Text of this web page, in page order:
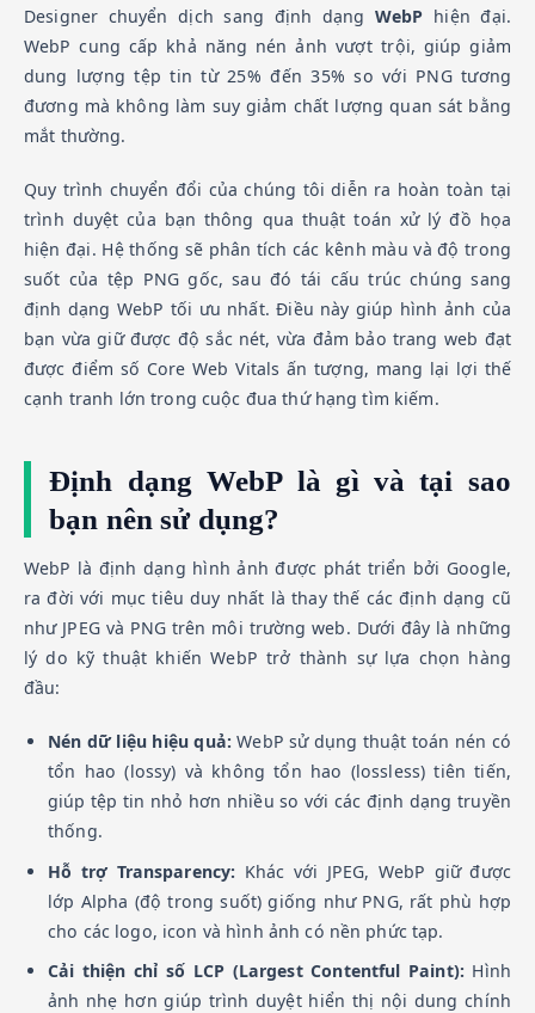
Designer chuyển dịch sang định dạngWebP hiện đại.
WebP cung cấp khả năng nén ảnh vượt trội, giúp giảm
dung lượng tệp tin từ 25% đến 35% so với PNG tương
đương mà không làm suy giảm chất lượng quan sát bằng
mắt thường.
Quy trình chuyển đổi của chúng tôi diễn ra hoàn toàn tại
trình duyệt của bạn thông qua thuật toán xử lý đồ họa
hiện đại. Hệ thống sẽ phân tích các kênh màu và độ trong
suốt của tệp PNG gốc, sau đó tái cấu trúc chúng sang
định dạng WebP tối ưu nhất. Điều này giúp hình ảnh của
bạn vừa giữ được độ sắc nét, vừa đảm bảo trang web đạt
được điểm số Core Web Vitals ấn tượng, mang lại lợi thế
cạnh tranh lớn trong cuộc đua thứ hạng tìm kiếm.
Định dạng WebP là gì và tại sao
bạn nên sử dụng?
WebP là định dạng hình ảnh được phát triển bởi Google,
ra đời với mục tiêu duy nhất là thay thế các định dạng cũ
như JPEG và PNG trên môi trường web. Dưới đây là những
lý do kỹ thuật khiến WebP trở thành sự lựa chọn hàng
đầu:
Nén dữ liệu hiệu quả: WebP sử dụng thuật toán nén có
tổn hao (lossy) và không tổn hao (lossless) tiên tiến,
giúp tệp tin nhỏ hơn nhiều so với các định dạng truyền
thống.
Hỗ trợ Transparency: Khác với JPEG, WebP giữ được
lớp Alpha (độ trong suốt) giống như PNG, rất phù hợp
cho các logo, icon và hình ảnh có nền phức tạp.
Cải thiện chỉ số LCP (Largest Contentful Paint): Hình
ảnh nhẹ hơn giúp trình duyệt hiển thị nội dung chính